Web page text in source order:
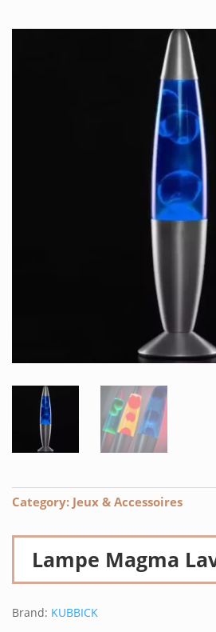
Category: Jeux & Accessoires
Lampe Magma
Brand: KUBBICK